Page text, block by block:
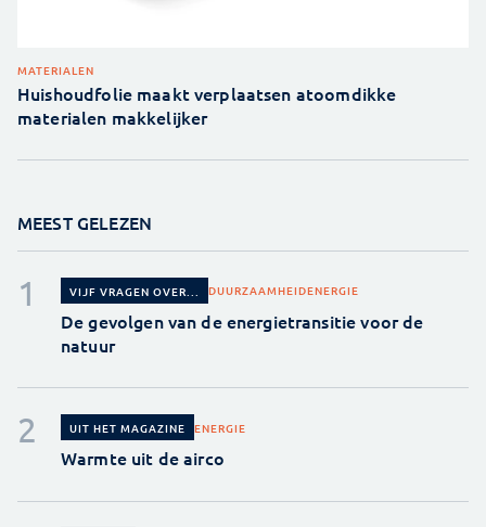
MATERIALEN
Huishoudfolie maakt verplaatsen atoomdikke
materialen makkelijker
MEEST GELEZEN
VIJF VRAGEN OVER... DUURZAAMHEIDENERGIE
De gevolgen van de energietransitie voor de
natuur
UIT HET MAGAZINE ENERGIE
Warmte uit de airco